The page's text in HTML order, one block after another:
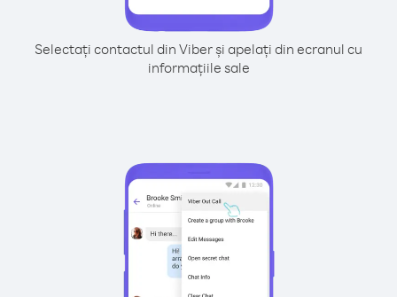
Selectați contactul din Viber și apelați din ecranul cu
informațiile sale